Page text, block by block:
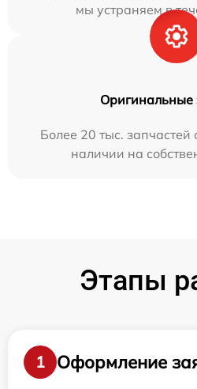
мы устраняем в
Оригинальные
Более 20 тыс. запчастей
наличии на
Этапы
1
Оформление